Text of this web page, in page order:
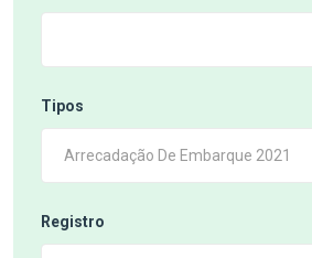
Tipos
Arrecadação De Embarque 2021
Registro